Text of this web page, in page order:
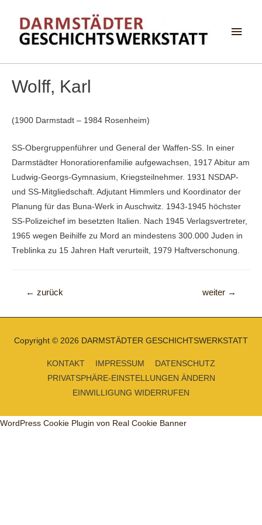
Wolff, Karl
(1900 Darmstadt – 1984 Rosenheim)
SS-Obergruppenführer und General der Waffen-SS. In einer
Darmstädter Honoratiorenfamilie aufgewachsen, 1917 Abitur am
Ludwig-Georgs-Gymnasium, Kriegsteilnehmer. 1931 NSDAP-
und SS-Mitgliedschaft. Adjutant Himmlers und Koordinator der
Planung für das Buna-Werk in Auschwitz. 1943-1945 höchster
SS-Polizeichef im besetzten Italien. Nach 1945 Verlagsvertreter,
1965 wegen Beihilfe zu Mord an mindestens 300.000 Juden in
Treblinka zu 15 Jahren Haft verurteilt, 1979 Haftverschonung.
Beitragsnavigation
← zurück weiter →
Copyright © 2026 DARMSTÄDTER GESCHICHTSWERKSTATT
KONTAKT IMPRESSUM
DATENSCHUTZ
PRIVATSPHÄRE-EINSTELLUNGEN ÄNDERN
EINWILLIGUNG WIDERRUFEN
WordPress Cookie Plugin von Real Cookie Banner